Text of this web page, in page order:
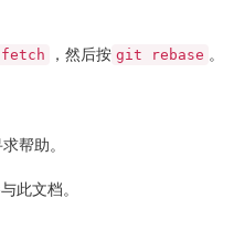
，然后按 git rebase 。
帮助。
此文档。